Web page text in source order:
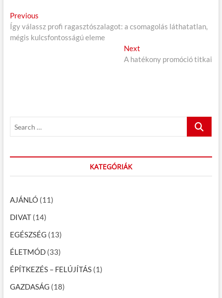
B
e
z
é
n
a
v
i
g
á
c
i
ó
Previous
r
e
t
Így válassz profi ragasztószalagot: a csomagolás láthatatlan,
mégis kulcsfontosságú eleme
Next
e
:
A hatékony promóció titkai
r
h
KATEGÓRIÁK
AJÁNLÓ(11)
DIVAT(14)
EGÉSZSÉG (13)
ÉLETMÓD(33)
ÉPÍTKEZÉS – FELÚJÍTÁS(1)
GAZDASÁG (18)